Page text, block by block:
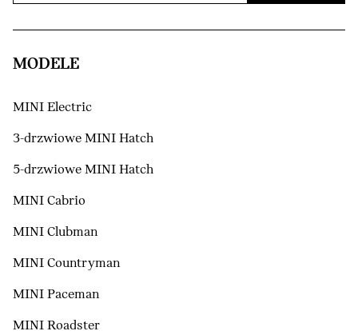
MODELE
MINI Electric
3-drzwiowe MINI Hatch
5-drzwiowe MINI Hatch
MINI Cabrio
MINI Clubman
MINI Countryman
MINI Paceman
MINI Roadster